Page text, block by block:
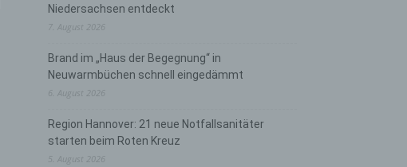
Niedersachsen entdeckt
7. August 2026
Brand im „Haus der Begegnung“ in
Neuwarmbüchen schnell eingedämmt
6. August 2026
Region Hannover: 21 neue Notfallsanitäter
starten beim Roten Kreuz
5. August 2026